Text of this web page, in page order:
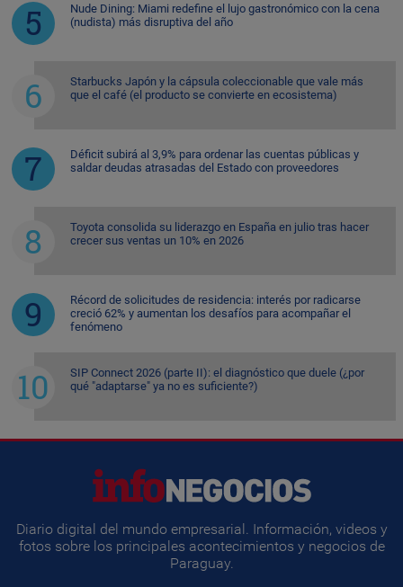
Nude Dining: Miami redefine el lujo gastronómico con la cena
(nudista) más disruptiva del año
Starbucks Japón y la cápsula coleccionable que vale más
que el café (el producto se convierte en ecosistema)
Déficit subirá al 3,9% para ordenar las cuentas públicas y
saldar deudas atrasadas del Estado con proveedores
Toyota consolida su liderazgo en España en julio tras hacer
crecer sus ventas un 10% en 2026
Récord de solicitudes de residencia: interés por radicarse
creció 62% y aumentan los desafíos para acompañar el
fenómeno
SIP Connect 2026 (parte II): el diagnóstico que duele (¿por
qué "adaptarse" ya no es suficiente?)
Diario digital del mundo empresarial. Información, videos y
fotos sobre los principales acontecimientos y negocios de
Paraguay.